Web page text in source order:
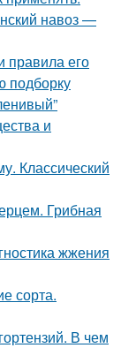
навоз —
правила его
подборку
и
Классический
Грибная
жжения
сорта.
В чем